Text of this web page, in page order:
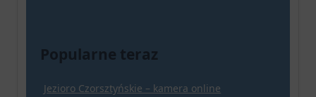
Popularne teraz
Jezioro Czorsztyńskie – kamera online